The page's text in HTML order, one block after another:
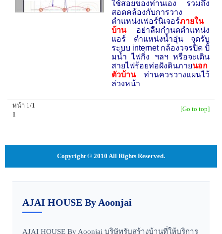
ใช้สอยของท่านเอง รวมถึง
สอดคล้องกับการวาง
ตำแหน่งเฟอร์นิเจอร์ภายใน
บ้าน
อย่าลืมกำนดตำแหน่ง
แอร์ ตำแหน่งน้ำอุ่น จุดรับ
ระบบ internet กล้องวจรปิด ปั้
มน้ำ ไฟกิ่ง ฯลฯ หรือจะเดิน
สายไฟร้อยท่อฝังดินภายนอก
ตัวบ้าน
ท่านควรวางแผนไว้
ล่วงหน้า
หน้า 1/1
1
[Go to top]
Copyright © 2010 All Rights Reserved.
AJAI HOUSE By Aoonjai
AJAI HOUSE By Aoonjai บริษัทรับสร้างบ้านที่ให้บริการ